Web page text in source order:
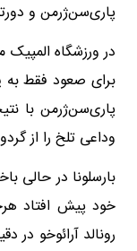
پاری‌سن‌ژرمن و
در ورزشگاه المپیک
برای صعود فقط به
وداعی تلخ را از
خود پیش افتاد